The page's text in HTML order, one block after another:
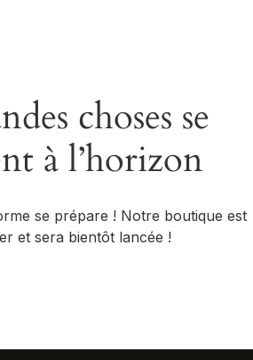
choses se
à l’horizon
se prépare ! Notre boutique est
et sera bientôt lancée !